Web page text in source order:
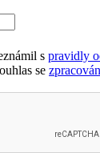
s pravidly
se